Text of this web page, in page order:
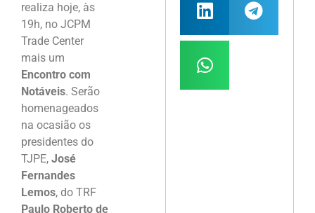
realiza hoje, às
19h, no JCPM
Trade Center
mais um
Encontro com
Notáveis. Serão
homenageados
na ocasião os
presidentes do
TJPE, José
Fernandes
Lemos, do TRF
Paulo Roberto de